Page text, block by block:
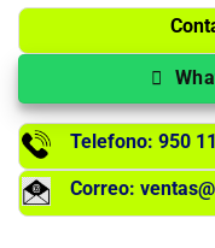
Telefono: 950
Correo: